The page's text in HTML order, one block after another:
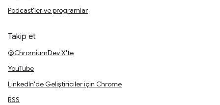
Podcast'ler ve programlar
Takip et
@ChromiumDev X'te
YouTube
LinkedIn'de Geliştiriciler için Chrome
RSS